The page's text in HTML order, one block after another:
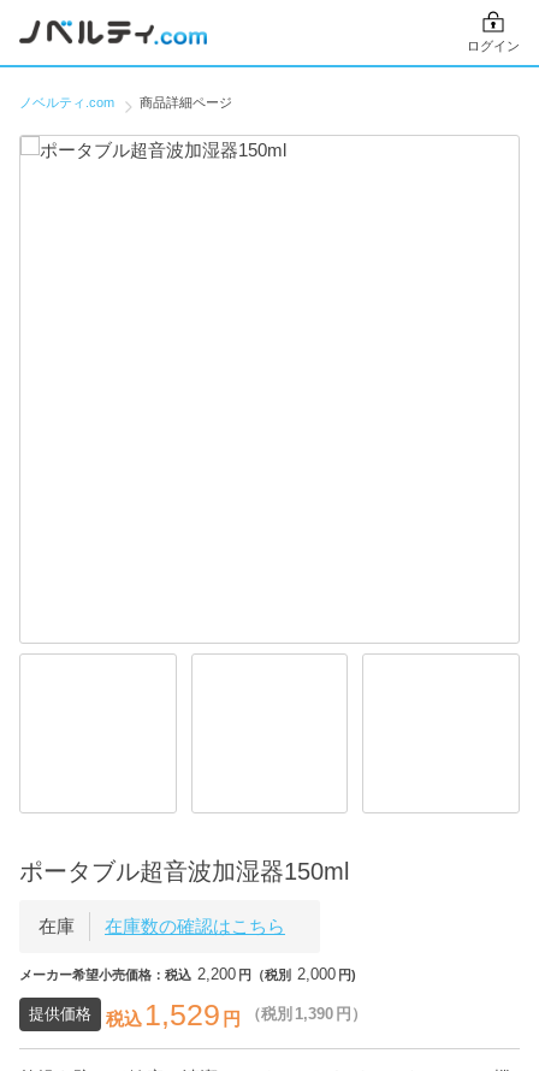
ログイン
ノベルティ.com 商品詳細ページ
ポータブル超音波加湿器150ml
在庫 在庫数の確認はこちら
メーカー希望小売価格：税込 2,200 円（税別 2,000 円)
提供価格 税込 1,529 円 （税別 1,390 円）